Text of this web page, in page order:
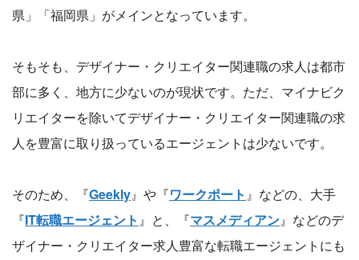
県」「福岡県」がメインとなっています。
そもそも、デザイナー・クリエイター関連職の求人は都市
部に多く、地方に少ないのが現状です。ただ、マイナビク
リエイターを除いてデザイナー・クリエイター関連職の求
人を豊富に取り扱っているエージェントは少ないです。
そのため、『Geekly』や『ワークポート 』などの、大手
『IT転職エージェント 』と、『マスメディアン』などのデ
ザイナー・クリエイター求人豊富な転職エージェントにも